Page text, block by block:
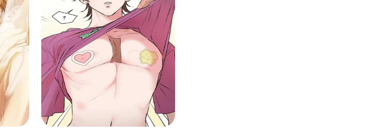
01/05/2026
01/05/2026